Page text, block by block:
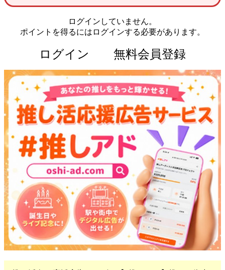
ログインしていません。
ポイントを得るにはログインする必要があります。
ログイン 無料会員登録